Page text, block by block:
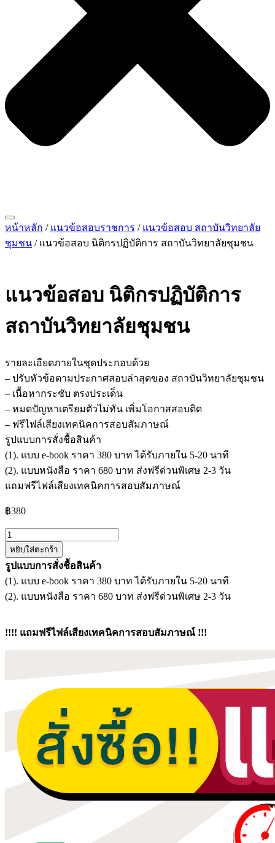
หน้าหลัก / แนวข้อสอบราชการ / แนวข้อสอบ สถาบันวิทยาลัย
ชุมชน / แนวข้อสอบ นิติกรปฏิบัติการ สถาบันวิทยาลัยชุมชน
แนวข้อสอบ นิติกรปฏิบัติการ
สถาบันวิทยาลัยชุมชน
รายละเอียดภายในชุดประกอบด้วย
– ปรับหัวข้อตามประกาศสอบล่าสุดของ สถาบันวิทยาลัยชุมชน
– เนื้อหากระชับ ตรงประเด็น
– หมดปัญหาเตรียมตัวไม่ทัน เพิ่มโอกาสสอบติด
– ฟรีไฟล์เสียงเทคนิคการสอบสัมภาษณ์
รูปแบบการสั่งชื้อสินค้า
(1). แบบ e-book ราคา 380 บาท ได้รับภายใน 5-20 นาที
(2). แบบหนังสือ ราคา 680 บาท ส่งฟรีด่วนพิเศษ 2-3 วัน
แถมฟรีไฟล์เสียงเทคนิคการสอบสัมภาษณ์
฿380
จำนวน
แนว
ข้อสอบ
นิติกร
ปฏิบัติ
สถาบัน
หยิบใส่ตะกร้า
รูปแบบการสั่งชื้อสินค้า
(1). แบบ e-book ราคา 380 บาท ได้รับภายใน 5-20 นาที
(2). แบบหนังสือ ราคา 680 บาท ส่งฟรีด่วนพิเศษ 2-3 วัน
!!!! แถมฟรีไฟล์เสียงเทคนิคการสอบสัมภาษณ์ !!!